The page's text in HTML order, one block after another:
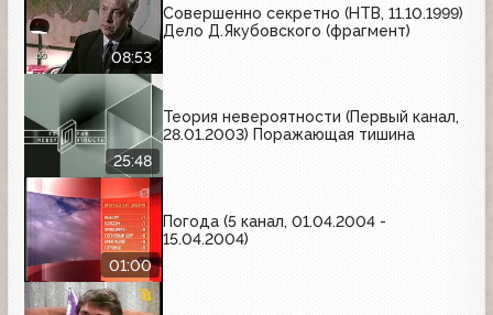
08:53
Совершенно секретно (НТВ, 11.10.1999)
Дело Д.Якубовского (фрагмент)
25:48
Теория невероятности (Первый канал,
28.01.2003) Поражающая тишина
01:00
Погода (5 канал, 01.04.2004 -
15.04.2004)